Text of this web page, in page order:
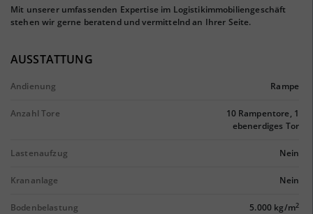
Mit unserer umfassenden Expertise im Logistikimmobiliengeschäft
stehen wir gerne beratend und vermittelnd an Ihrer Seite.
AUSSTATTUNG
Andienung Rampe
Anzahl Tore
10 Rampentore, 1
ebenerdiges Tor
Lastenaufzug Nein
Krananlage Nein
Bodenbelastung 5.000 kg/m2